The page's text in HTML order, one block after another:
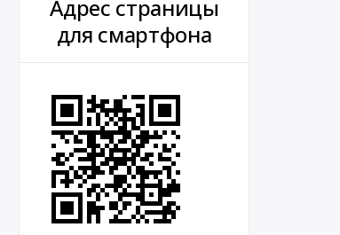
Адрес страницы
для смартфона